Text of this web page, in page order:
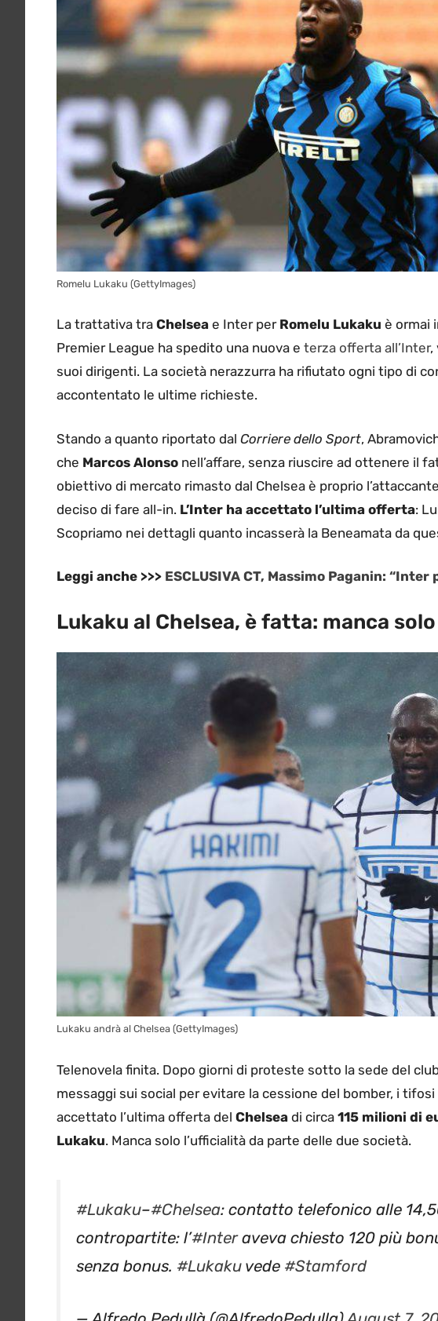
Romelu Lukaku (GettyImages)
La trattativa tra Chelsea e Inter per Romelu Lukaku è ormai
Premier League ha spedito una nuova e terza offerta all’Inter,
suoi dirigenti. La società nerazzurra ha rifiutato ogni tipo di
accontentato le ultime richieste.
Stando a quanto riportato dal Corriere dello Sport,
che Marcos Alonso nell’affare, senza riuscire ad ottenere il
obiettivo di mercato rimasto dal Chelsea è proprio
deciso di fare all-in. L’Inter ha accettato l’ultima offerta:
Scopriamo nei dettagli quanto incasserà la Beneamata da
Leggi anche >>> ESCLUSIVA CT, Massimo Paganin:
Lukaku al Chelsea, è fatta: manca
Lukaku andrà al Chelsea (GettyImages)
Telenovela finita. Dopo giorni di proteste sotto la sede del
messaggi sui social per evitare la cessione del bomber, i
accettato l’ultima offerta del Chelsea di circa 115 milioni di
Lukaku. Manca solo l’ufficialità da parte delle due società.
#Lukaku #Chelsea : contatto telefonico alle
contropartite: l’#Interaveva chiesto 120 più
senza bonus. #Lukaku vede #Stamford
— Alfredo Pedullà (@AlfredoPedulla) August 7,